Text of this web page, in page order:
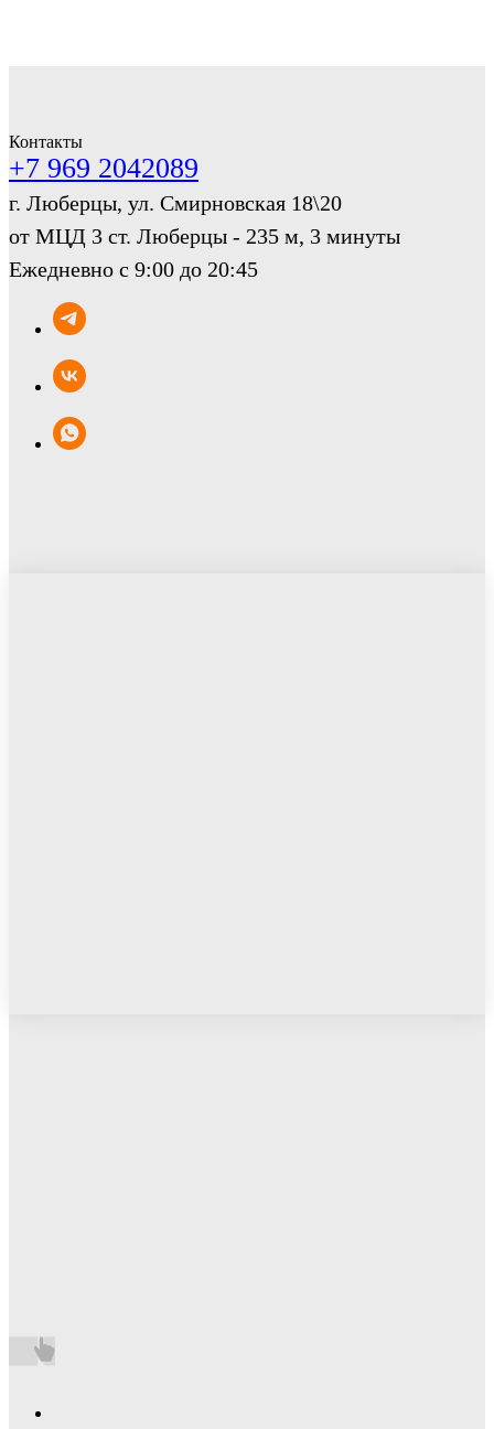
Контакты
+7 969 2042089
г. Люберцы, ул. Смирновская 18\20
от МЦД 3 ст. Люберцы - 235 м, 3 минуты
Ежедневно с 9:00 до 20:45